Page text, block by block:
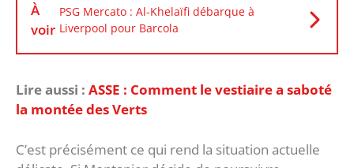
À
voir
PSG Mercato : Al-Khelaïfi débarque à
Liverpool pour Barcola
Lire aussi : ASSE : Comment le vestiaire a saboté
la montée des Verts
C’est précisément ce qui rend la situation actuelle